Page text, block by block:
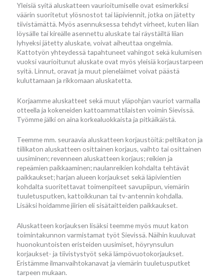
Yleisiä syitä aluskatteen vaurioitumiselle ovat esimerkiksi
väärin suoritetut ylösnostot tai läpiviennit, jotka on jätetty
tiivistämättä. Myös asennuksessa tehdyt virheet, kuten liian
löysälle tai kireälle asennettu aluskate tai räystäiltä liian
lyhyeksi jätetty aluskate, voivat aiheuttaa ongelmia.
Kattotyön yhteydessä tapahtuneet vahingot sekä kulumisen
vuoksi vaurioitunut aluskate ovat myös yleisiä korjaustarpeen
syitä. Linnut, oravat ja muut pieneläimet voivat päästä
kuluttamaan ja rikkomaan aluskatetta.
Korjaamme aluskatteet sekä muut yläpohjan vauriot varmalla
otteella ja kokeneiden kattoammattilaisten voimin Sievissä.
Työmme jälki on aina korkealuokkaista ja pitkäikäistä.
Teemme mm. seuraavia aluskatteen korjaustöitä: peltikaton ja
tiilikaton aluskatteen osittainen korjaus, vaihto tai osittainen
uusiminen; revenneen aluskatteen korjaus; reikien ja
repeämien paikkaaminen; naulanreikien kohdalta tehtävät
paikkaukset; harjan alueen korjaukset sekä läpivientien
kohdalta suoritettavat toimenpiteet savupiipun, viemärin
tuuletusputken, kattoikkunan tai tv-antennin kohdalla.
Lisäksi hoidamme jiirien eli sisätaitteiden paikkaukset.
Aluskatteen korjauksen lisäksi teemme myös muut katon
toimintakunnon varmistamat työt Sievissä. Näihin kuuluvat
huonokuntoisten eristeiden uusimiset, höyrynsulun
korjaukset- ja tiivistystyöt sekä lämpövuotokorjaukset.
Eristämme ilmanvaihtokanavat ja viemärin tuuletusputket
tarpeen mukaan.